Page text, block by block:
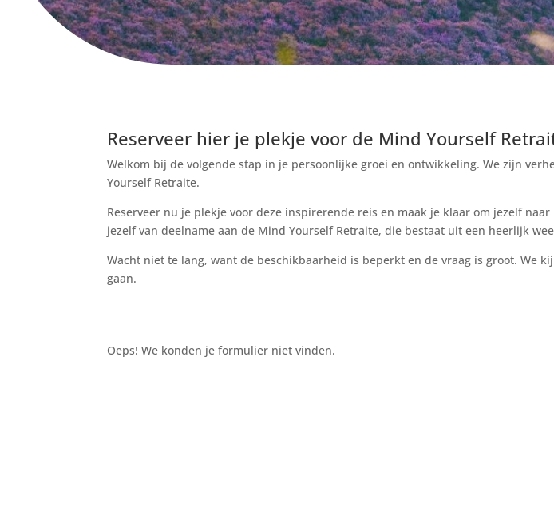
Reserveer hier je plekje voor de Mind Yourself
Welkom bij de volgende stap in je persoonlijke groei en ontwikkeling. We zijn
Yourself Retraite.
Reserveer nu je plekje voor deze inspirerende reis en maak je klaar om jezelf
jezelf van deelname aan de Mind Yourself Retraite, die bestaat uit een heerlijk
Wacht niet te lang, want de beschikbaarheid is beperkt en de vraag is groot. We
gaan.
Oeps! We konden je formulier niet vinden.